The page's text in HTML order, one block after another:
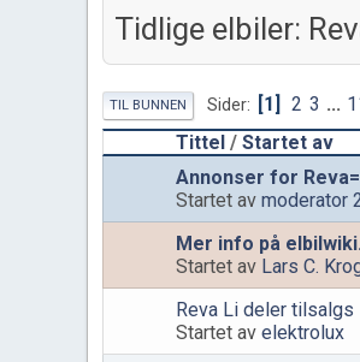
Tidlige elbiler:
TIL BUNNEN Sider 1 2 3 ...
Tittel / Startet av
Annonser for
Startet av moderator
Mer info på
Startet av Lars C.
Reva Li deler tilsalgs
Startet av elektrolux